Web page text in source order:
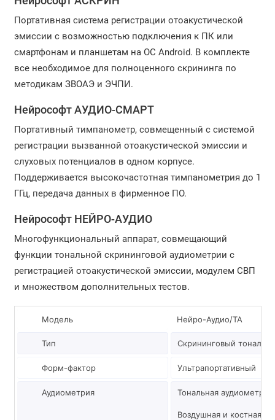
Портативная система регистрации отоакустической
эмиссии с возможностью подключения к ПК или
смартфонам и планшетам на ОС Android. В комплекте
все необходимое для полноценного скрининга по
методикам ЗВОАЭ и ЭЧПИ.
Нейрософт АУДИО-СМАРТ
Портативный тимпанометр, совмещенный с системой
регистрации вызванной отоакустической эмиссии и
слуховых потенциалов в одном корпусе.
Поддерживается высокочастотная тимпанометрия до 1
ГГц, передача данных в фирменное ПО.
Нейрософт НЕЙРО-АУДИО
Многофункциональный аппарат, совмещающий
функции тональной скрининговой аудиометрии с
регистрацией отоакустической эмиссии, модулем СВП
и множеством дополнительных тестов.
Модель Нейро-Аудио/ТА
Тип Скрининговый
Форм-фактор Ультрапортативный
Аудиометрия Тональная аудиометрия
Воздушная и костная